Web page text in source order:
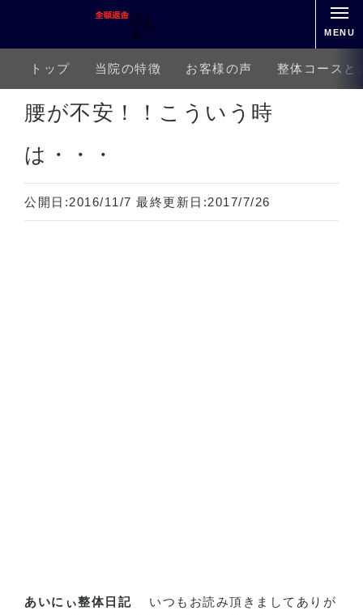
MENU
トップ 当院の特徴 お客様の声 整体コースと
ホーム 下半身の痛み 腰痛 腰が重い 腰が不安！！こういう時は・・・
腰が不安！！こういう時
は・・・
公開日:2016/11/7 最終更新日:2017/7/26
あいにぃ整体日記
いつもお読み頂きましてありが